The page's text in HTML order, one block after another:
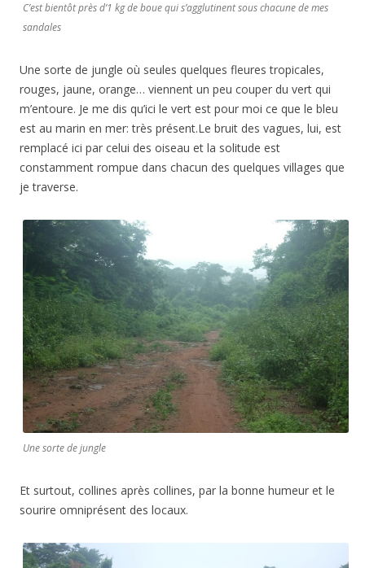
C’est bientôt près d’1 kg de boue qui s’agglutinent sous chacune de mes
sandales
Une sorte de jungle où seules quelques fleures tropicales,
rouges, jaune, orange… viennent un peu couper du vert qui
m’entoure. Je me dis qu’ici le vert est pour moi ce que le bleu
est au marin en mer: très présent.Le bruit des vagues, lui, est
remplacé ici par celui des oiseau et la solitude est
constamment rompue dans chacun des quelques villages que
je traverse.
Une sorte de jungle
Et surtout, collines après collines, par la bonne humeur et le
sourire omniprésent des locaux.